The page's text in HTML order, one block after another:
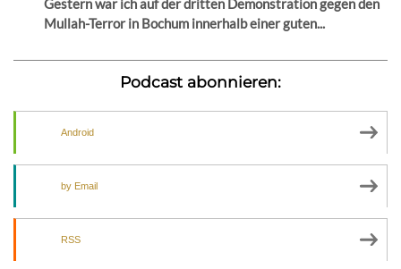
Gestern war ich auf der dritten Demonstration gegen den
Mullah-Terror in Bochum innerhalb einer guten...
Podcast abonnieren:
Android
by Email
RSS